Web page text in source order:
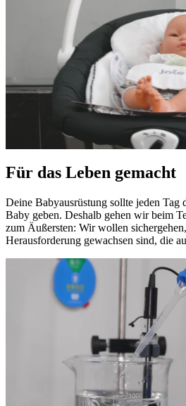
Für das Leben gemacht
Deine Babyausrüstung sollte jeden Tag
Baby geben. Deshalb gehen wir beim
zum Äußersten: Wir wollen
Herausforderung gewachsen sind, die